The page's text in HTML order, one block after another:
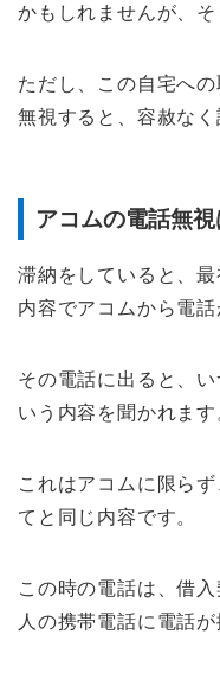
かもしれませんが、そ
ただし、この自宅へ
無視すると、容赦なく
アコムの電話無
滞納をしていると、
内容でアコムから電話
その電話に出ると、
いう内容を聞かれます
これはアコムに限ら
てと同じ内容です。
この時の電話は、借
人の携帯電話に電話が